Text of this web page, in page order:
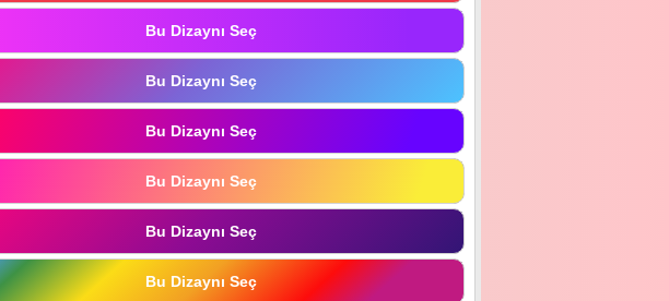
Bu Dizaynı Seç
Bu Dizaynı Seç
Bu Dizaynı Seç
Bu Dizaynı Seç
Bu Dizaynı Seç
Bu Dizaynı Seç